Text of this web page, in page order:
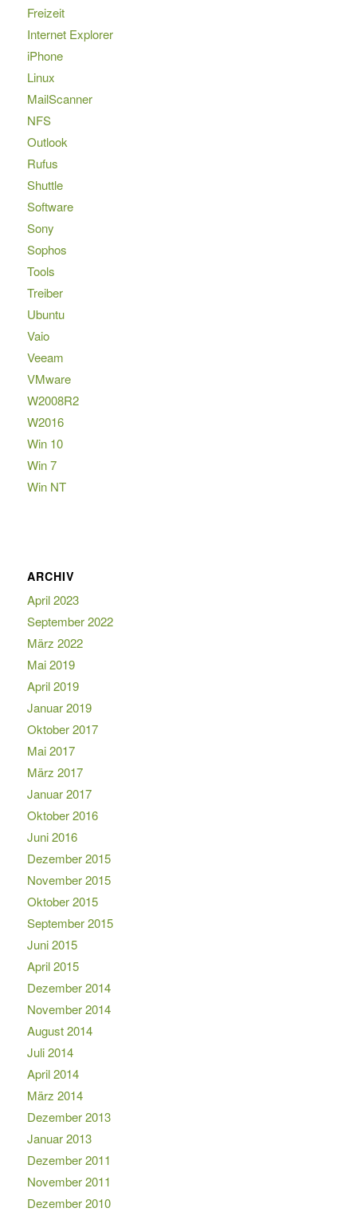
Freizeit
Internet Explorer
iPhone
Linux
MailScanner
NFS
Outlook
Rufus
Shuttle
Software
Sony
Sophos
Tools
Treiber
Ubuntu
Vaio
Veeam
VMware
W2008R2
W2016
Win 10
Win 7
Win NT
ARCHIV
April 2023
September 2022
März 2022
Mai 2019
April 2019
Januar 2019
Oktober 2017
Mai 2017
März 2017
Januar 2017
Oktober 2016
Juni 2016
Dezember 2015
November 2015
Oktober 2015
September 2015
Juni 2015
April 2015
Dezember 2014
November 2014
August 2014
Juli 2014
April 2014
März 2014
Dezember 2013
Januar 2013
Dezember 2011
November 2011
Dezember 2010